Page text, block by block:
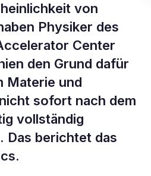
beweist,
im Universum
von
Physiker des
Center
den Grund dafür
Materie und
sofort nach dem
vollständig
Das berichtet das